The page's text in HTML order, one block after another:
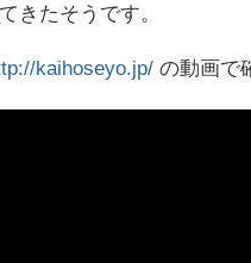
きたそうです。
kaihoseyo.jp/ の動画で